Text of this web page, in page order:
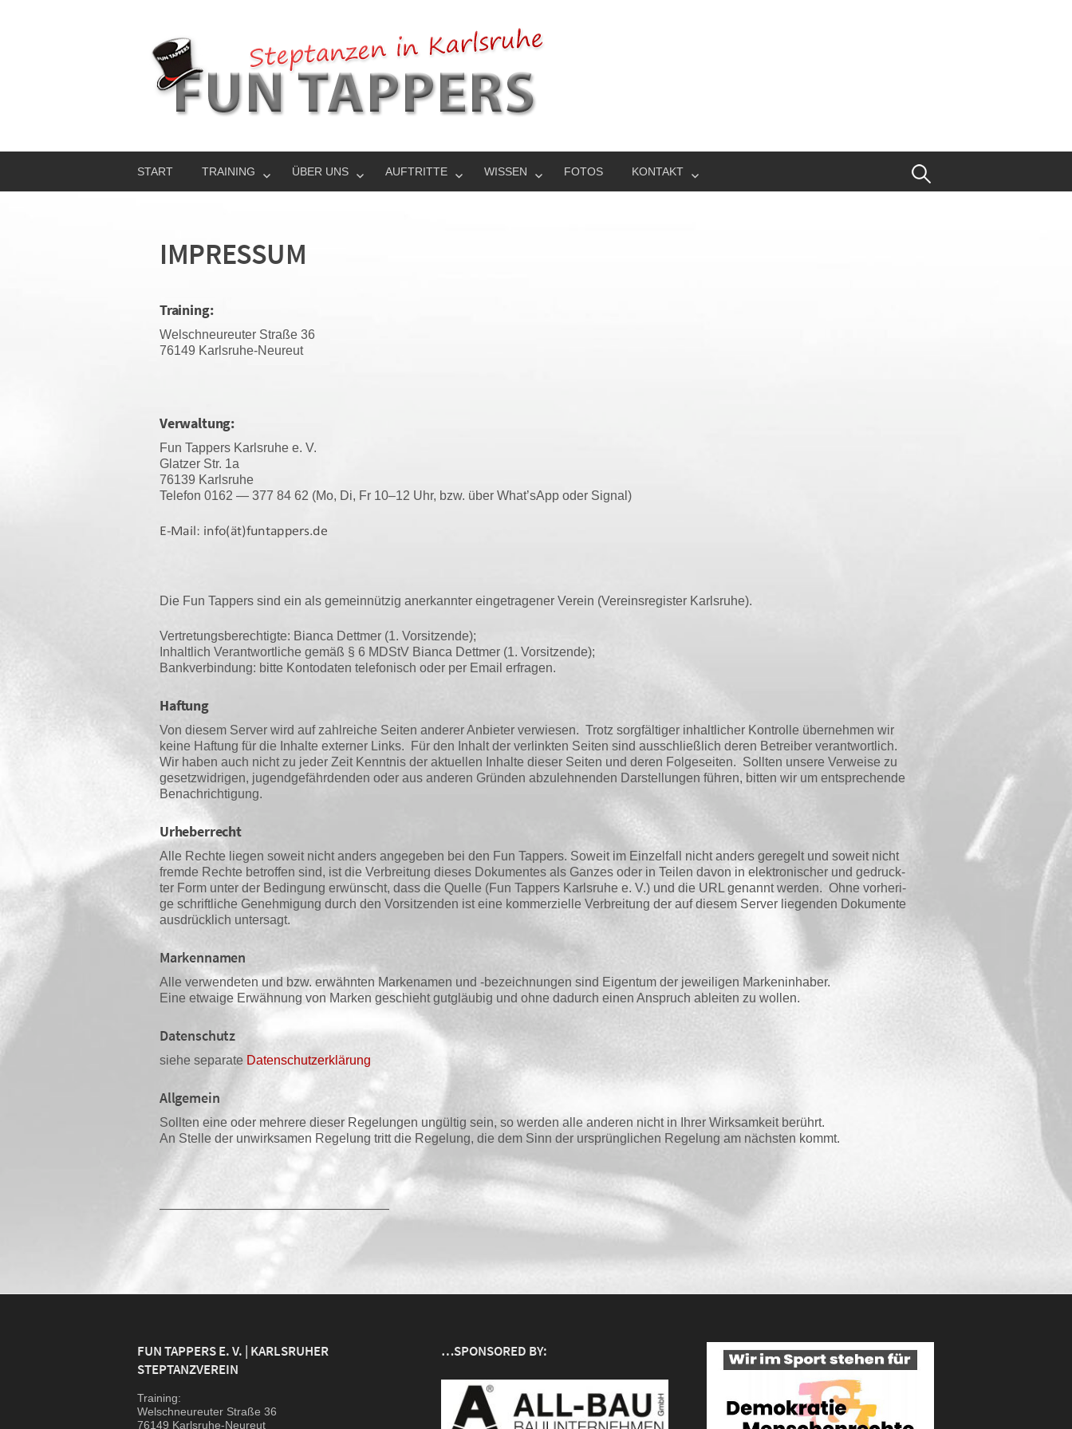
START TRAINING ÜBER UNS AUFTRITTE WISSEN FOTOS KONTAKT
IMPRESSUM
Training:
Wel­sch­neu­reu­ter Stra­ße 36
76149 Karlsruhe-Neureut
Verwaltung:
Fun Tap­pers Karls­ru­he e. V.
Glat­zer Str. 1a
76139 Karlsruhe
Tele­fon 0162 — 377 84 62 (Mo, Di, Fr 10–12 Uhr, bzw. über What’sApp oder Signal)
Die Fun Tap­pers sind ein als gemein­nüt­zig aner­kann­ter ein­ge­tra­ge­ner Ver­ein (Ver­eins­re­gis­ter Karlsruhe).
Ver­tre­tungs­be­rech­tig­te: Bian­ca Dett­mer (1. Vorsitzende);
Inhalt­lich Ver­ant­wort­li­che gemäß § 6 MDStV Bian­ca Dett­mer (1. Vorsitzende);
Bank­ver­bin­dung: bit­te Kon­to­da­ten tele­fo­nisch oder per Email erfragen.
Haftung
Von die­sem Ser­ver wird auf zahl­rei­che Sei­ten ande­rer Anbie­ter ver­wie­sen. Trotz sorg­fäl­ti­ger inhalt­li­cher Kon­trol­le über­neh­men wir
kei­ne Haf­tung für die Inhal­te exter­ner Links. Für den Inhalt der ver­link­ten Sei­ten sind aus­schließ­lich deren Betrei­ber ver­ant­wort­lich.
Wir haben auch nicht zu jeder Zeit Kennt­nis der aktu­el­len Inhal­te die­ser Sei­ten und deren Fol­ge­sei­ten. Soll­ten unse­re Ver­wei­se zu
gesetz­wid­ri­gen, jugend­ge­fähr­den­den oder aus ande­ren Grün­den abzu­leh­nen­den Dar­stel­lun­gen füh­ren, bit­ten wir um ent­spre­chen­de
Benachrichtigung.
Urheberrecht
Alle Rech­te lie­gen soweit nicht anders ange­ge­ben bei den Fun Tap­pers. Soweit im Ein­zel­fall nicht anders gere­gelt und soweit nicht
frem­de Rech­te betrof­fen sind, ist die Ver­brei­tung die­ses Doku­men­tes als Gan­zes oder in Tei­len davon in elek­tro­ni­scher und gedruck­
ter Form unter der Bedin­gung erwünscht, dass die Quel­le (Fun Tap­pers Karls­ru­he e. V.) und die URL genannt wer­den. Ohne vor­he­ri­
ge schrift­li­che Geneh­mi­gung durch den Vor­sit­zen­den ist eine kom­mer­zi­el­le Ver­brei­tung der auf die­sem Ser­ver lie­gen­den Doku­men­te
aus­drück­lich untersagt.
Markennamen
Alle ver­wen­de­ten und bzw. erwähn­ten Mar­ke­na­men und ‑bezeich­nun­gen sind Eigen­tum der jewei­li­gen Markeninhaber.
Eine etwa­ige Erwäh­nung von Mar­ken geschieht gut­gläu­big und ohne dadurch einen Anspruch ablei­ten zu wollen.
Datenschutz
sie­he sepa­ra­te Daten­schutz­er­klä­rung
Allgemein
Soll­ten eine oder meh­re­re die­ser Rege­lun­gen ungül­tig sein, so wer­den alle ande­ren nicht in Ihrer Wirk­sam­keit berührt.
An Stel­le der unwirk­sa­men Rege­lung tritt die Rege­lung, die dem Sinn der ursprüng­li­chen Rege­lung am nächs­ten kommt.
——————————————————
FUN TAPPERS E. V. | KARLSRUHER
STEPTANZVEREIN
Trai­ning:
Wel­sch­neu­reu­ter Stra­ße 36
76149 Karlsruhe-Neureut
…SPONSORED BY: